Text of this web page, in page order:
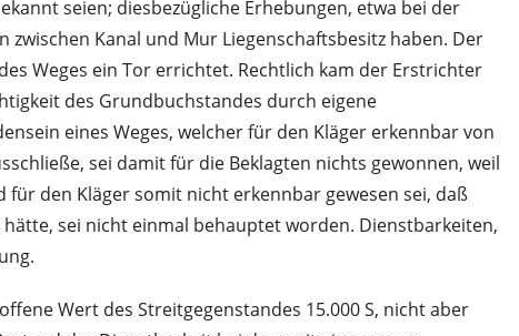
seien; diesbezügliche Erhebungen, etwa bei der
Kanal und Mur Liegenschaftsbesitz haben. Der
Weges ein Tor errichtet. Rechtlich kam der Erstrichter
des Grundbuchstandes durch eigene
eines Weges, welcher für den Kläger erkennbar von
sei damit für die Beklagten nichts gewonnen, weil
den Kläger somit nicht erkennbar gewesen sei, daß
sei nicht einmal behauptet worden. Dienstbarkeiten,
Wert des Streitgegenstandes 15.000 S, nicht aber